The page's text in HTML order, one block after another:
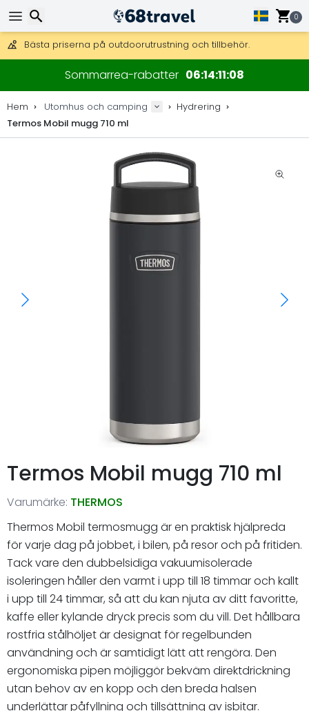
0
DHL Express över natten är också tillgängligt.
30 dagar för retur, 90 dagar för träkartor och dekorationer.
Bästa priserna på outdoorutrustning och tillbehör.
Sommarrea-rabatter 06 14 11 08
Hem Utomhus och camping
Hydrering
Termos Mobil mugg 710 ml
Termos Mobil mugg 710 ml
Varumärke: THERMOS
Thermos Mobil termosmugg är en praktisk hjälpreda
för varje dag på jobbet, i bilen, på resor och på fritiden.
Tack vare den dubbelsidiga vakuumisolerade
isoleringen håller den varmt i upp till 18 timmar och kallt
i upp till 24 timmar, så att du kan njuta av ditt favoritte,
kaffe eller kylande dryck precis som du vill. Det hållbara
rostfria stålhöljet är designat för regelbunden
användning och är samtidigt lätt att rengöra. Den
ergonomiska pipen möjliggör bekväm direktdrickning
utan behov av en kopp och den breda halsen
underlättar påfyllning och tillsättning av isbitar.
Sök